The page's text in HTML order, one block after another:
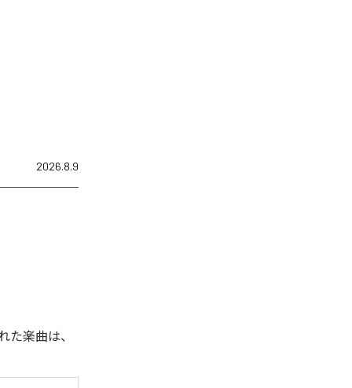
2026.8.9
た楽曲は、